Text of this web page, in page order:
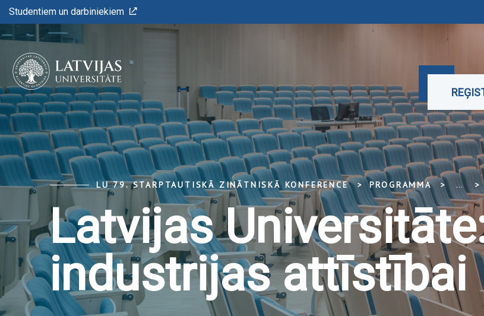
Studentiem un darbiniekiem
LU 79. STARPTAUTISKĀ ZINĀTNISKĀ KONFERENCE PROGRAMMA ...
Latvijas
industrijas attīstībai